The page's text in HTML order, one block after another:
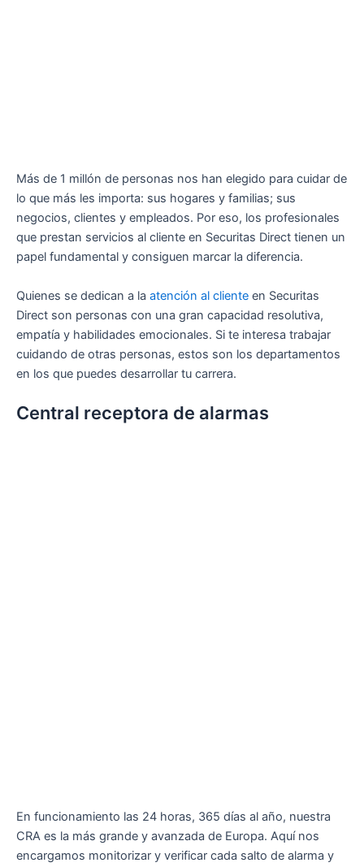
Más de 1 millón de personas nos han elegido para cuidar de
lo que más les importa: sus hogares y familias; sus
negocios, clientes y empleados. Por eso, los profesionales
que prestan servicios al cliente en Securitas Direct tienen un
papel fundamental y consiguen marcar la diferencia.
Quienes se dedican a la atención al cliente en Securitas
Direct son personas con una gran capacidad resolutiva,
empatía y habilidades emocionales. Si te interesa trabajar
cuidando de otras personas, estos son los departamentos
en los que puedes desarrollar tu carrera.
Central receptora de alarmas
En funcionamiento las 24 horas, 365 días al año, nuestra
CRA es la más grande y avanzada de Europa. Aquí nos
encargamos monitorizar y verificar cada salto de alarma y